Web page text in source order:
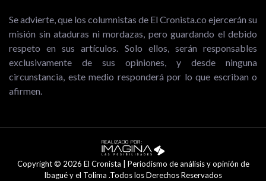
Se advierte, que los columnistas de El Cronista.co ejercerán su
misión sin ataduras ni mordazas, pero guardando el debido
respeto en sus artículos. Solo ellos, serán responsables
exclusivamente de sus opiniones, y desde ninguna
circunstancia, este medio responderá por lo que escriban o
afirmen.
Copyright © 2026 El Cronista | Periodismo de análisis y opinión de
Ibagué y el Tolima .Todos los Derechos Reservados